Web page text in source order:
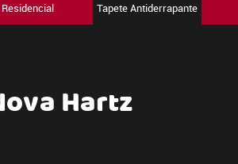
Tapete Antiderrapante
Hartz